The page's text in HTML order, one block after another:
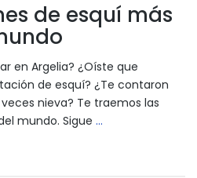
de esquí más
en Argelia? ¿Oíste que
de esquí? ¿Te contaron
nieva? Te traemos las
mundo. Sigue …